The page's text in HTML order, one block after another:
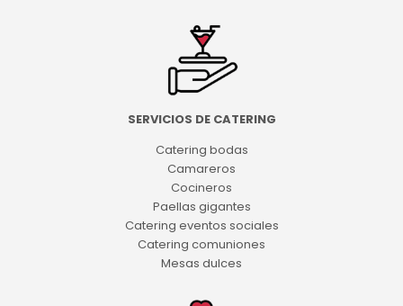
SERVICIOS DE CATERING
Catering bodas
Camareros
Cocineros
Paellas gigantes
Catering eventos sociales
Catering comuniones
Mesas dulces